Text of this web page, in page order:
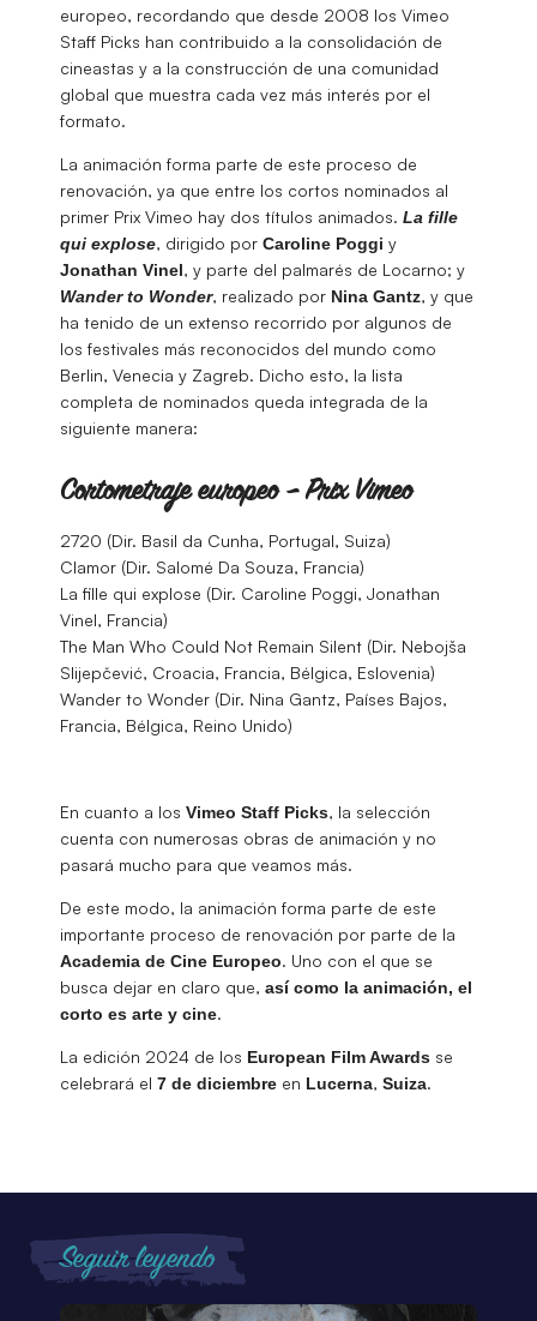
europeo, recordando que desde 2008 los Vimeo
Staff Picks han contribuido a la consolidación de
cineastas y a la construcción de una comunidad
global que muestra cada vez más interés por el
formato.
La animación forma parte de este proceso de
renovación, ya que entre los cortos nominados al
primer Prix Vimeo hay dos títulos animados. La fille
qui explose, dirigido por Caroline Poggi y
Jonathan Vinel, y parte del palmarés de Locarno; y
Wander to Wonder, realizado por Nina Gantz, y que
ha tenido de un extenso recorrido por algunos de
los festivales más reconocidos del mundo como
Berlin, Venecia y Zagreb. Dicho esto, la lista
completa de nominados queda integrada de la
siguiente manera:
Cortometraje europeo – Prix Vimeo
2720 (Dir. Basil da Cunha, Portugal, Suiza)
Clamor (Dir. Salomé Da Souza, Francia)
La fille qui explose (Dir. Caroline Poggi, Jonathan
Vinel, Francia)
The Man Who Could Not Remain Silent (Dir. Nebojša
Slijepčević, Croacia, Francia, Bélgica, Eslovenia)
Wander to Wonder (Dir. Nina Gantz, Países Bajos,
Francia, Bélgica, Reino Unido)
En cuanto a los Vimeo Staff Picks, la selección
cuenta con numerosas obras de animación y no
pasará mucho para que veamos más.
De este modo, la animación forma parte de este
importante proceso de renovación por parte de la
Academia de Cine Europeo. Uno con el que se
busca dejar en claro que, así como la animación, el
corto es arte y cine.
La edición 2024 de los European Film Awards se
celebrará el 7 de diciembre en Lucerna, Suiza.
Seguir leyendo